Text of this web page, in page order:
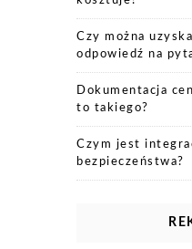
Czy można
odpowiedź na
Dokumentacja
to takiego?
Czym jest
bezpieczeństwa?